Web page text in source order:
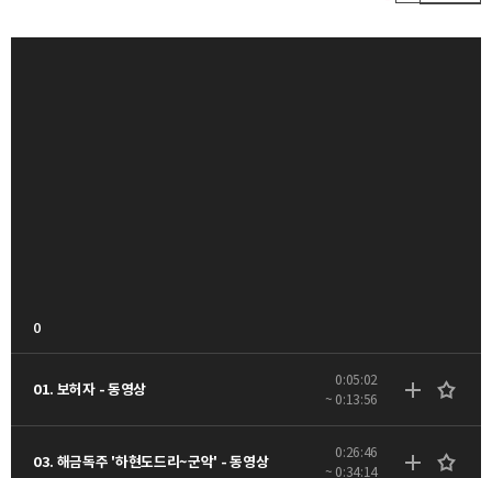
0
01. 보허자 - 동영상
0:05:02
~ 0:13:56
03. 해금독주 '하현도드리~군악' - 동영상
0:26:46
~ 0:34:14